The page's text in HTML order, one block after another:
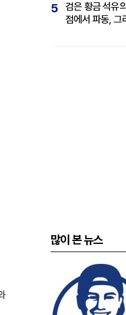
5
검은 황금 석유
점에서 파동, 그
많이 본 뉴스